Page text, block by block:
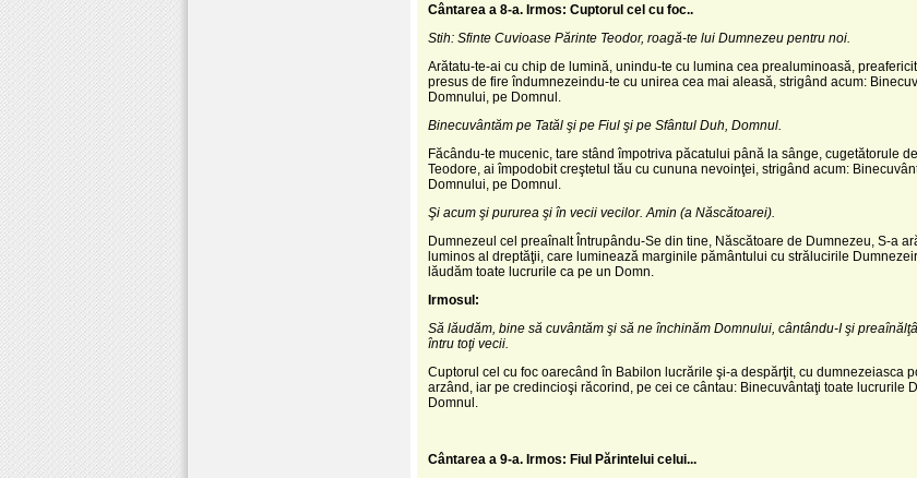
Cântarea a 8-a. Irmos: Cuptorul cel cu foc..
Stih: Sfinte Cuvioase Părinte Teodor, roagă-te lui Dumnezeu pentru noi.
Arătatu-te-ai cu chip de lumină, unindu-te cu lumina cea prealuminoasă,
presus de fire îndumnezeindu-te cu unirea cea mai aleasă, strigând acum:
Domnului, pe Domnul.
Binecuvântăm pe Tatăl şi pe Fiul şi pe Sfântul Duh, Domnul.
Făcându-te mucenic, tare stând împotriva păcatului până la sânge, cugetătorule
Teodore, ai împodobit creştetul tău cu cununa nevoinţei, strigând acum:
Domnului, pe Domnul.
Şi acum şi pururea şi în vecii vecilor. Amin (a Născătoarei).
Dumnezeul cel preaînalt Întrupându-Se din tine, Născătoare de Dumnezeu, S-a
luminos al dreptăţii, care luminează marginile pământului cu strălucirile
lăudăm toate lucrurile ca pe un Domn.
Irmosul:
Să lăudăm, bine să cuvântăm şi să ne închinăm Domnului, cântându-I şi
întru toţi vecii.
Cuptorul cel cu foc oarecând în Babilon lucrările şi-a despărţit, cu dumnezeiasca
arzând, iar pe credincioşi răcorind, pe cei ce cântau: Binecuvântaţi toate lucrurile
Domnul.
Cântarea a 9-a. Irmos: Fiul Părintelui celui...